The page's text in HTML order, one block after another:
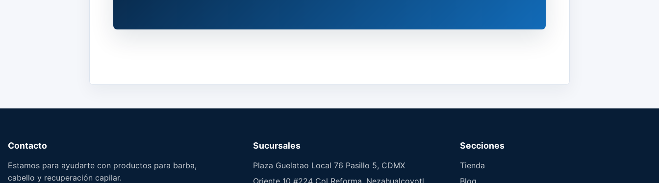
Contacto
Estamos para ayudarte con productos para barba,
cabello y recuperación capilar.
Sucursales
Plaza Guelatao Local 76 Pasillo 5, CDMX
Secciones
Tienda